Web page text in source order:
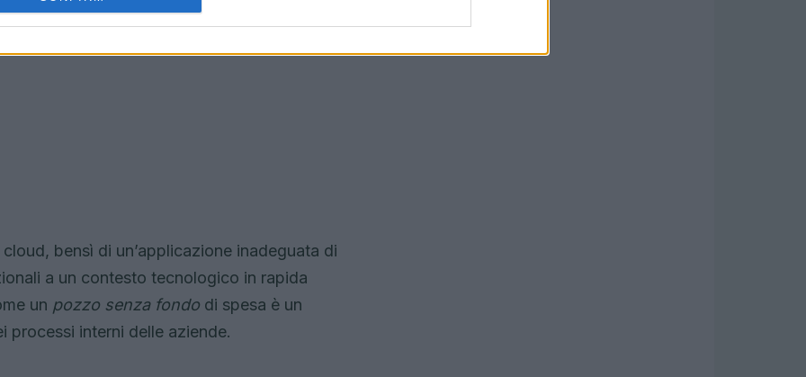
bensì di un’applicazione inadeguata di
a un contesto tecnologico in rapida
un pozzo senza fondo di spesa è un
processi interni delle aziende.